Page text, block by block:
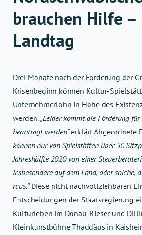
brauchen Hilfe
Landtag
Drei Monate nach der Forderung der
Krisenbeginn können Kultur-
Unternehmerlohn in Höhe des
werden.„Leider kommt die Förderung
beantragt werden“erklärt Abgeordnete
können nur von Spielstätten über 50
Jahreshälfte 2020 von einer
insbesondere auf dem Land, oder
raus.“Diese nicht nachvollziehbaren
Entscheidungen der Staatsregierung
Kulturleben im Donau-Rieser und
Kleinkunstbühne Thaddäus in